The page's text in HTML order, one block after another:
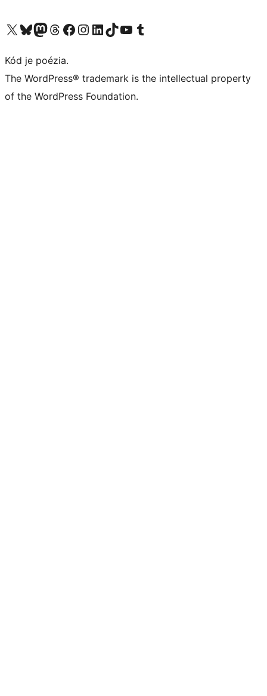
Navštívte náš účet na X (predtým Twitter)
Navštívte náš účet na platforme Bluesky
Navštívte náš účet na Mastodone
Navštívte náš účet na platforme Threads
Navštívte našu stránku na Facebooku
Navštívte náš účet Instagram
Navštívte náš účet LinkedIn
Navštívte náš účet na platforme TikTok
Navštívte náš kanál YouTube
Navštívte náš účet na platforme Tumblr
Kód je poézia.
The WordPress® trademark is the intellectual property
of the WordPress Foundation.